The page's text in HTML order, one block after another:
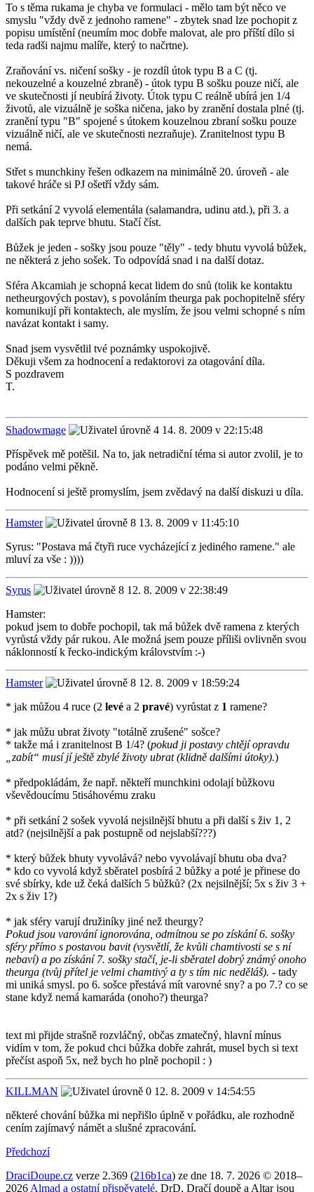
To s těma rukama je chyba ve formulaci - mělo tam být něco ve
smyslu "vždy dvě z jednoho ramene" - zbytek snad lze pochopit z
popisu umístění (neumím moc dobře malovat, ale pro příští dílo si
teda radši najmu malíře, který to načrtne).
Zraňování vs. ničení sošky - je rozdíl útok typu B a C (tj.
nekouzelné a kouzelné zbraně) - útok typu B sošku pouze ničí, ale
ve skutečnosti jí neubírá životy. Útok typu C reálně ubírá jen 1/4
životů, ale vizuálně je soška ničena, jako by zranění dostala plné (tj.
zranění typu "B" spojené s útokem kouzelnou zbraní sošku pouze
vizuálně ničí, ale ve skutečnosti nezraňuje). Zranitelnost typu B
nemá.
Střet s munchkiny řešen odkazem na minimálně 20. úroveň - ale
takové hráče si PJ ošetří vždy sám.
Při setkání 2 vyvolá elementála (salamandra, udinu atd.), při 3. a
dalších pak teprve bhutu. Stačí číst.
Bůžek je jeden - sošky jsou pouze "těly" - tedy bhutu vyvolá bůžek,
ne některá z jeho sošek. To odpovídá snad i na další dotaz.
Sféra Akcamiah je schopná kecat lidem do snů (tolik ke kontaktu
netheurgových postav), s povoláním theurga pak pochopitelně sféry
komunikují při kontaktech, ale myslím, že jsou velmi schopné s ním
navázat kontakt i samy.
Snad jsem vysvětlil tvé poznámky uspokojivě.
Děkuji všem za hodnocení a redaktorovi za otagování díla.
S pozdravem
T.
Shadowmage
14. 8. 2009 v 22:15:48
Příspěvek mě potěšil. Na to, jak netradiční téma si autor zvolil, je to
podáno velmi pěkně.
Hodnocení si ještě promyslím, jsem zvědavý na další diskuzi u díla.
Hamster
13. 8. 2009 v 11:45:10
Syrus: "Postava má čtyři ruce vycházející z jediného ramene." ale
mluví za vše : ))))
Syrus
12. 8. 2009 v 22:38:49
Hamster:
pokud jsem to dobře pochopil, tak má bůžek dvě ramena z kterých
vyrůstá vždy pár rukou. Ale možná jsem pouze příliši ovlivněn svou
náklonností k řecko-indickým královstvím :-)
Hamster
12. 8. 2009 v 18:59:24
* jak můžou 4 ruce (2 levé a 2 pravé) vyrůstat z 1 ramene?
* jak můžu ubrat životy "totálně zrušené" sošce?
* takže má i zranitelnost B 1/4? (pokud ji postavy chtějí opravdu
„zabít“ musí jí ještě zbylé životy ubrat (klidně dalšími útoky).)
* předpokládám, že např. někteří munchkini odolají bůžkovu
vševědoucímu 5tisáhovému zraku
* při setkání 2 sošek vyvolá nejsilnější bhutu a při další s živ 1, 2
atd? (nejsilnější a pak postupně od nejslabší???)
* který bůžek bhuty vyvolává? nebo vyvolávají bhutu oba dva?
* kdo co vyvolá když sběratel posbírá 2 bůžky a poté je přinese do
své sbírky, kde už čeká dalších 5 bůžků? (2x nejsilnější; 5x s živ 3 +
2x s živ 1?)
* jak sféry varují družiníky jiné než theurgy?
Pokud jsou varování ignorována, odmítnou se po získání 6. sošky
sféry přímo s postavou bavit (vysvětlí, že kvůli chamtivosti se s ní
nebaví) a po získání 7. sošky stačí, je-li sběratel dobrý známý onoho
theurga (tvůj přítel je velmi chamtivý a ty s tím nic neděláš). - tady
mi uniká smysl. po 6. sošce přestává mít varovné sny? a po 7.? co se
stane když nemá kamaráda (onoho?) theurga?
text mi přijde strašně rozvláčný, občas zmatečný, hlavní mínus
vidím v tom, že pokud chci bůžka dobře zahrát, musel bych si text
přečíst aspoň 5x, než bych ho plně pochopil : )
KILLMAN
12. 8. 2009 v 14:54:55
některé chování bůžka mi nepřišlo úplně v pořádku, ale rozhodně
cením zajímavý námět a slušné zpracování.
Předchozí
DraciDoupe.cz verze 2.369 (216b1ca) ze dne 18. 7. 2026 © 2018–
2026 Almad a ostatní přispěvatelé. DrD, Dračí doupě a Altar jsou